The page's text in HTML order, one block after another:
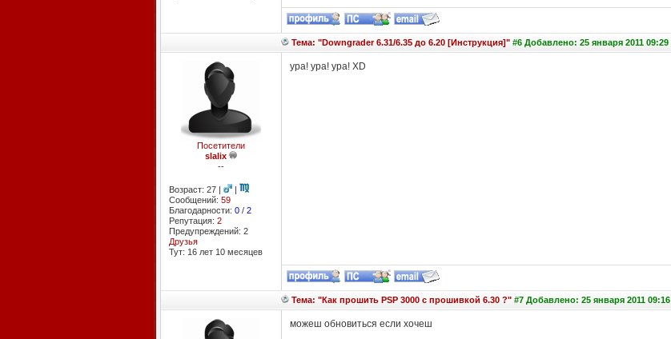
Тема: "Downgrader 6.31/6.35 до 6.20 [Инструкция]"#6 Добавлено: 25 января 2011 09:29
Посетители
slalix
--
Возраст: 27 |
|
Сообщений: 59
Благодарности: 0/ 2
Репутация: 2
Предупреждений: 2
Друзья
Тут: 16 лет 10 месяцев
ура! ура! ура! XD
Тема: "Как прошить PSP 3000 с прошивкой 6.30 ?"#7 Добавлено: 25 января 2011 09:16
можеш обновиться если хочеш